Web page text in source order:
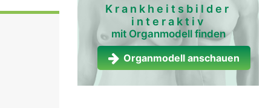
Krankheitsbilder
interaktiv
mit Organmodell finden
Organmodell anschauen